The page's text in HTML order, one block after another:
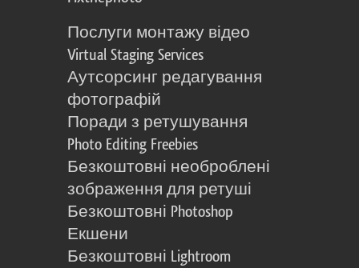
Послуги монтажу відео
Virtual Staging Services
Аутсорсинг редагування
фотографій
Поради з ретушування
Photo Editing Freebies
Безкоштовні необроблені
зображення для ретуші
Безкоштовні Photoshop
Екшени
Безкоштовні Lightroom